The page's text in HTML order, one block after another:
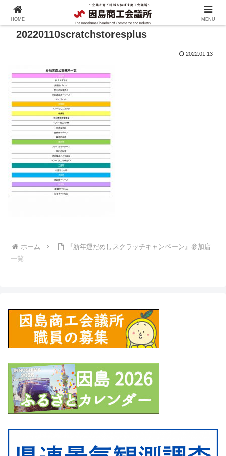
20220110scratchstoresplus
2022.01.13
ホーム
『新年運だめしスクラッチキャンペーン』参加店
一覧
HOME MENU